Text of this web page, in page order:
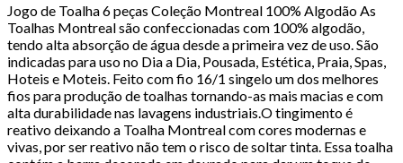
Jogo de Toalha 6 peças Coleção Montreal 100% Algodão As
Toalhas Montreal são confeccionadas com 100% algodão,
tendo alta absorção de água desde a primeira vez de uso. São
indicadas para uso no Dia a Dia, Pousada, Estética, Praia, Spas,
Hoteis e Moteis. Feito com fio 16/1 singelo um dos melhores
fios para produção de toalhas tornando-as mais macias e com
alta durabilidade nas lavagens industriais.O tingimento é
reativo deixando a Toalha Montreal com cores modernas e
vivas, por ser reativo não tem o risco de soltar tinta. Essa toalha